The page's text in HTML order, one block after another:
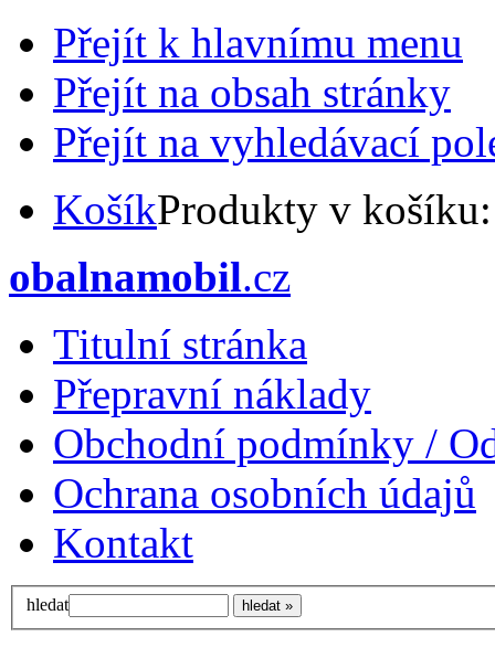
Přejít k hlavnímu menu
Přejít na obsah stránky
Přejít na vyhledávací
KošíkProdukty v
obalnamobil.cz
Titulní stránka
Přepravní náklady
Obchodní podmínky /
Ochrana osobních údajů
Kontakt
hledat